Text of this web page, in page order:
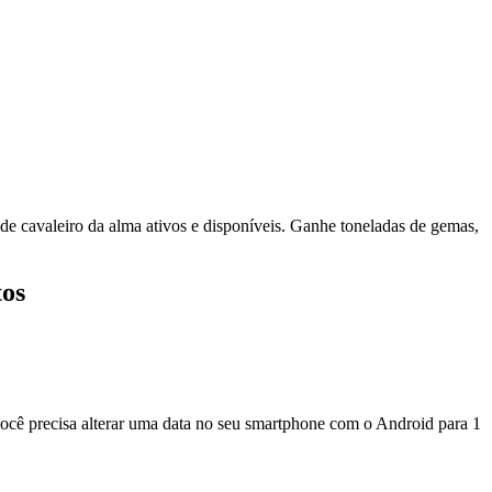
da alma ativos e disponíveis. Ganhe toneladas de gemas,
precisa alterar uma data no seu smartphone com o Android para 1